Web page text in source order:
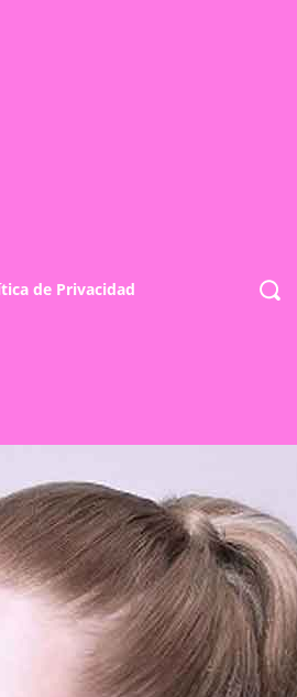
de Privacidad